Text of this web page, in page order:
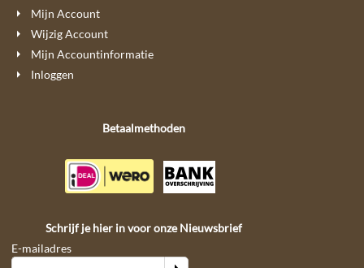
Mijn Account
Wijzig Account
Mijn Accountinformatie
Inloggen
Betaalmethoden
Schrijf je hier in voor onze Nieuwsbrief
E-mailadres